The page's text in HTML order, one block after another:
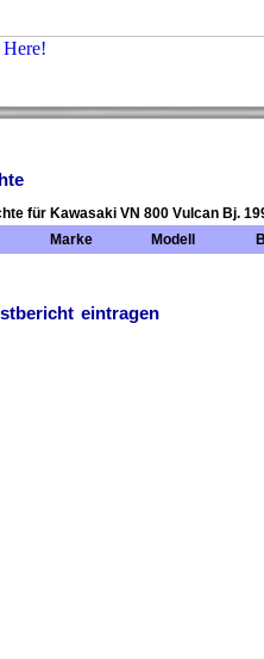
für Kawasaki VN 800 Vulcan Bj.
Marke Modell
eintragen